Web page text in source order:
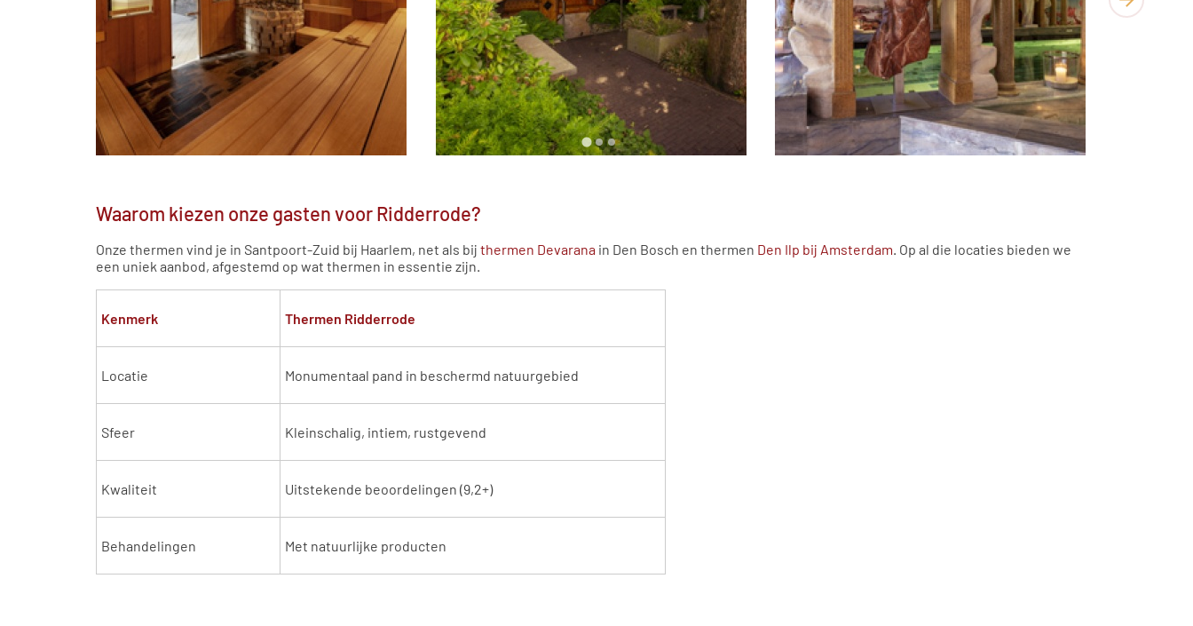
Waarom kiezen onze gasten voor Ridderrode?
Onze thermen vind je in Santpoort-Zuid bij Haarlem, net als bij thermen Devarana in Den Bosch en thermen Den Ilp bij Amsterdam. Op al die locaties bieden we
een uniek aanbod, afgestemd op wat thermen in essentie zijn.
Kenmerk Thermen Ridderrode
Locatie Monumentaal pand in beschermd natuurgebied
Sfeer Kleinschalig, intiem, rustgevend
Kwaliteit Uitstekende beoordelingen (9,2+)
Behandelingen Met natuurlijke producten